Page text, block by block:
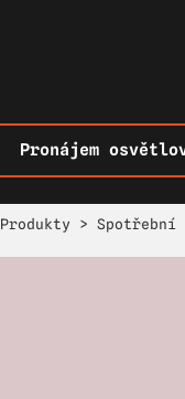
Pronájem
Produkty > Spotřební